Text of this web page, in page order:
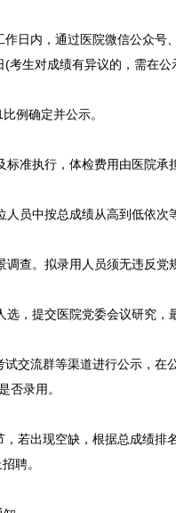
日内，通过医院微信公众号、
生对成绩有异议的，需在公
例确定并公示。
执行，体检费用由医院承
中按总成绩从高到低依次
。拟录用人员须无违反党
提交医院党委会议研究，
试交流群等渠道进行公示，在
否录用。
出现空缺，根据总成绩排
招聘。